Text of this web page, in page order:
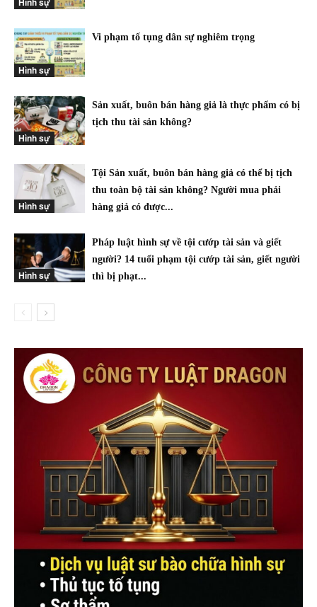
Hình sự
Vi phạm tố tụng dân sự nghiêm trọng
Hình sự
Sản xuất, buôn bán hàng giả là thực phẩm có bị
tịch thu tài sản không?
Hình sự
Tội Sản xuất, buôn bán hàng giả có thể bị tịch
thu toàn bộ tài sản không? Người mua phải
hàng giả có được...
Hình sự
Pháp luật hình sự về tội cướp tài sản và giết
người? 14 tuổi phạm tội cướp tài sản, giết người
thì bị phạt...